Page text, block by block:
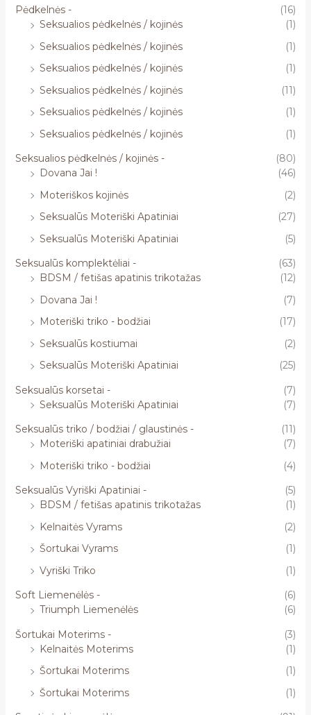
Pėdkelnės -
(16)
Seksualios pėdkelnės / kojinės
(1)
Seksualios pėdkelnės / kojinės
(1)
Seksualios pėdkelnės / kojinės
(1)
Seksualios pėdkelnės / kojinės
(11)
Seksualios pėdkelnės / kojinės
(1)
Seksualios pėdkelnės / kojinės
(1)
Seksualios pėdkelnės / kojinės -
(80)
Dovana Jai !
(46)
Moteriškos kojinės
(2)
Seksualūs Moteriški Apatiniai
(27)
Seksualūs Moteriški Apatiniai
(5)
Seksualūs komplektėliai -
(63)
BDSM / fetišas apatinis trikotažas
(12)
Dovana Jai !
(7)
Moteriški triko - bodžiai
(17)
Seksualūs kostiumai
(2)
Seksualūs Moteriški Apatiniai
(25)
Seksualūs korsetai -
(7)
Seksualūs Moteriški Apatiniai
(7)
Seksualūs triko / bodžiai / glaustinės -
(11)
Moteriški apatiniai drabužiai
(7)
Moteriški triko - bodžiai
(4)
Seksualūs Vyriški Apatiniai -
(5)
BDSM / fetišas apatinis trikotažas
(1)
Kelnaitės Vyrams
(2)
Šortukai Vyrams
(1)
Vyriški Triko
(1)
Soft Liemenėlės -
(6)
Triumph Liemenėlės
(6)
Šortukai Moterims -
(3)
Kelnaitės Moterims
(1)
Šortukai Moterims
(1)
Šortukai Moterims
(1)